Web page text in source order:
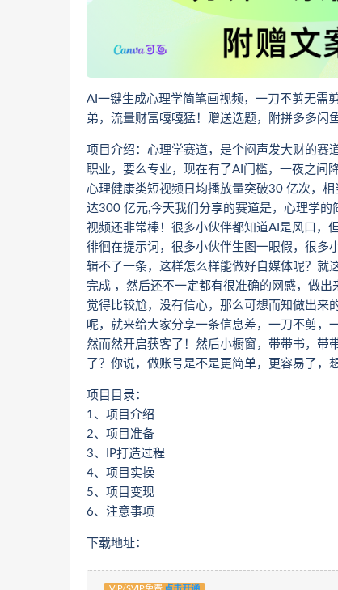
AI一键生成心理学简笔画视频，一刀不剪无需
弟，流量财富嘎嘎猛！赠送选题，附拼多多闲
项目介绍：心理学赛道，是个闷声发大财的赛
职业，要么专业，现在有了AI门槛，一夜之间
心理健康类短视频日均播放量突破30 亿次，
达300 亿元,今天我们分享的赛道是，心理学的
视频还非常棒！很多小伙伴都知道AI是风口，
徘徊在提示词，很多小伙伴生图一眼假，很多
辑不了一条，这样怎么样能做好自媒体呢？就
完成 ，然后还不一定都有很准确的网感，做
觉得比较尬，没有信心，那么可想而知做出来
呢，就来给大家分享一条信息差，一刀不剪，
然而然开启获客了！然后小橱窗，带带书，带
了？你说，做账号是不是更简单，更容易了，
项目目录：
1、项目介绍
2、项目准备
3、IP打造过程
4、项目实操
5、项目变现
6、注意事项
下载地址：